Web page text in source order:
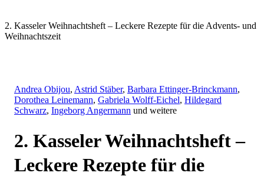
2. Kasseler Weihnachtsheft – Leckere Rezepte für die Advents- und
Weihnachtszeit
Andrea Obijou, Astrid Stäber, Barbara Ettinger-Brinckmann,
Dorothea Leinemann, Gabriela Wolff-Eichel, Hildegard
Schwarz, Ingeborg Angermann und weitere
2. Kasseler Weihnachtsheft –
Leckere Rezepte für die